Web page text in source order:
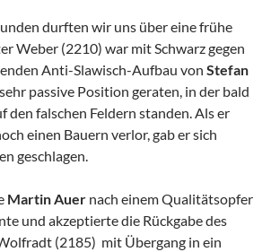
durften wir uns über eine frühe
Weber (2210) war mit Schwarz gegen
Anti-Slawisch-Aufbau von Stefan
passive Position geraten, in der bald
den falschen Feldern standen. Als er
einen Bauern verlor, gab er sich
geschlagen.
Martin Auer nach einem Qualitätsopfer
und akzeptierte die Rückgabe des
(2185) mit Übergang in ein